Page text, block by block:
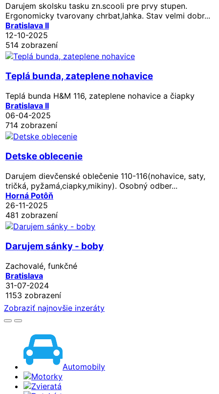
Darujem skolsku tasku zn.scooli pre prvy stupen.
Ergonomicky tvarovany chrbat,lahka. Stav velmi dobr...
Bratislava II
12-10-2025
514 zobrazení
Teplá bunda, zateplene nohavice
Teplá bunda H&M 116, zateplene nohavice a čiapky
Bratislava II
06-04-2025
714 zobrazení
Detske oblecenie
Darujem dievčenské oblečenie 110-116(nohavice, saty,
tričká, pyžamá,ciapky,mikiny). Osobný odber...
Horná Potôň
26-11-2025
481 zobrazení
Darujem sánky - boby
Zachovalé, funkčné
Bratislava
31-07-2024
1153 zobrazení
Zobraziť najnovšie inzeráty
Automobily
Motorky
Zvieratá